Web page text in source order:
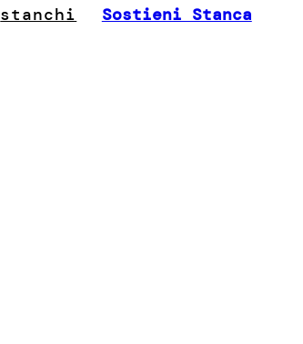
stanchi Sostieni Stanca